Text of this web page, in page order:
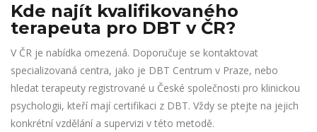
Kde najít kvalifikovaného
terapeuta pro DBT v ČR?
V ČR je nabídka omezená. Doporučuje se kontaktovat
specializovaná centra, jako je DBT Centrum v Praze, nebo
hledat terapeuty registrované u České společnosti pro klinickou
psychologii, kteří mají certifikaci z DBT. Vždy se ptejte na jejich
konkrétní vzdělání a supervizi v této metodě.